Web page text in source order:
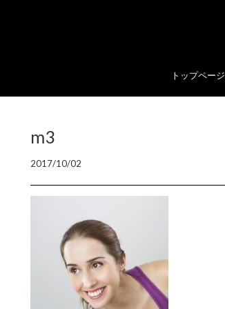
トップページ
m3
2017/10/02